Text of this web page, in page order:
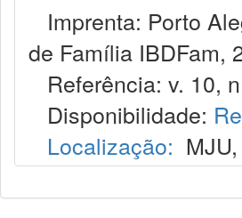
Imprenta: Porto
de Família IBDFam,
Referência: v. 10,
Disponibilidade:
Localização: MJU,